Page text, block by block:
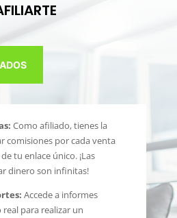
Como afiliado, tienes la
comisiones por cada venta
tu enlace único. ¡Las
dinero son infinitas!
Accede a informes
para realizar un